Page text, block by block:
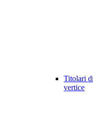
Titolari
vertice